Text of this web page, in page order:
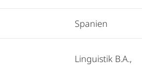
Spanien
Linguistik B.A.,